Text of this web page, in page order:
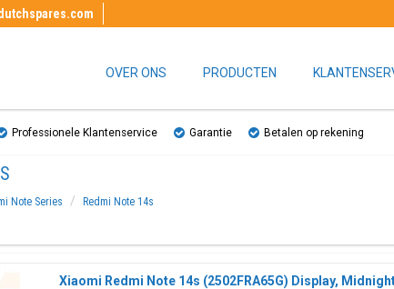
OVER ONS PRODUCTEN
Professionele Klantenservice Garantie Betalen op rekening
Note Series
Redmi Note 14s
Xiaomi Redmi Note 14s (2502FRA65G) Display,